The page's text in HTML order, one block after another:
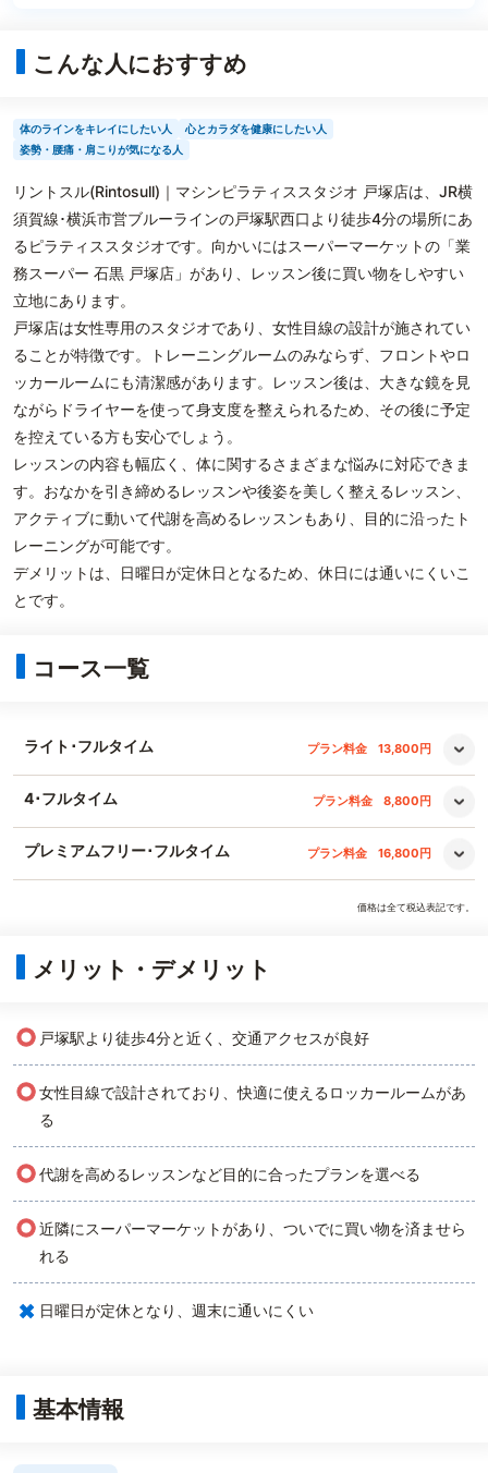
こんな人におすすめ
体のラインをキレイにしたい人
心とカラダを健康にしたい人
姿勢・腰痛・肩こりが気になる人
リントスル(Rintosull)｜マシンピラティススタジオ 戸塚店は、JR横
須賀線･横浜市営ブルーラインの戸塚駅西口より徒歩4分の場所にあ
るピラティススタジオです。向かいにはスーパーマーケットの「業
務スーパー 石黒 戸塚店」があり、レッスン後に買い物をしやすい
立地にあります。
戸塚店は女性専用のスタジオであり、女性目線の設計が施されてい
ることが特徴です。トレーニングルームのみならず、フロントやロ
ッカールームにも清潔感があります。レッスン後は、大きな鏡を見
ながらドライヤーを使って身支度を整えられるため、その後に予定
を控えている方も安心でしょう。
レッスンの内容も幅広く、体に関するさまざまな悩みに対応できま
す。おなかを引き締めるレッスンや後姿を美しく整えるレッスン、
アクティブに動いて代謝を高めるレッスンもあり、目的に沿ったト
レーニングが可能です。
デメリットは、日曜日が定休日となるため、休日には通いにくいこ
とです。
コース一覧
ライト･フルタイム プラン料金 13,800円
4･フルタイム プラン料金 8,800円
プレミアムフリー･フルタイム プラン料金 16,800円
価格は全て税込表記です。
メリット・デメリット
○ 戸塚駅より徒歩4分と近く、交通アクセスが良好
○女性目線で設計されており、快適に使えるロッカールームがあ
る
○代謝を高めるレッスンなど目的に合ったプランを選べる
○近隣にスーパーマーケットがあり、ついでに買い物を済ませら
れる
× 日曜日が定休となり、週末に通いにくい
基本情報